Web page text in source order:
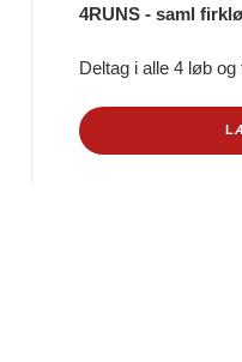
4RUNS - saml
Deltag i alle 4 løb